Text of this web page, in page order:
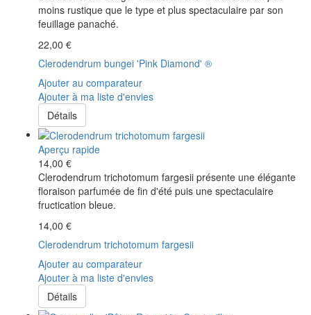
moins rustique que le type et plus spectaculaire par son
feuillage panaché.
22,00 €
Clerodendrum bungei 'Pink Diamond' ®
Ajouter au comparateur
Ajouter à ma liste d'envies
Détails
Aperçu rapide
14,00 €
Clerodendrum trichotomum fargesii présente une élégante
floraison parfumée de fin d'été puis une spectaculaire
fructication bleue.
14,00 €
Clerodendrum trichotomum fargesii
Ajouter au comparateur
Ajouter à ma liste d'envies
Détails